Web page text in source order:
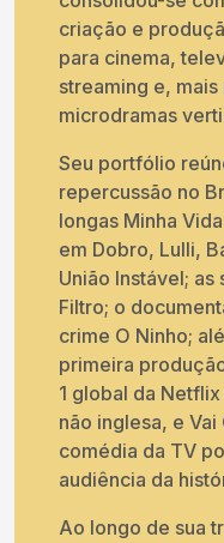
criação e
para cinema,
streaming e,
microdramas
Seu portfólio
repercussão no
longas Minha
em Dobro, Lulli,
União Instável; as
Filtro; o
crime O Ninho;
primeira
1 global da
não inglesa, e
comédia da TV
audiência da
Ao longo de sua